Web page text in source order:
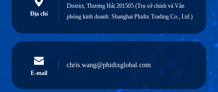
Địa chỉ
District, Thượng Hải 201505 (Trụ sở chính và Văn
phòng kinh doanh: Shanghai Phidix Trading Co., Ltd.)
E-mail
chris.wang@phidixglobal.com